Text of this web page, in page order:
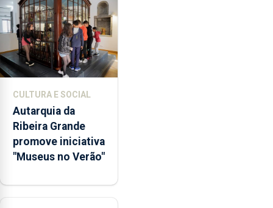
abertura
dos
museus
e
núcleos
integrados
na
Rede
Municipal
de
aos
CULTURA E SOCIAL
Autarquia da
Ribeira Grande
promove iniciativa
"Museus no Verão"